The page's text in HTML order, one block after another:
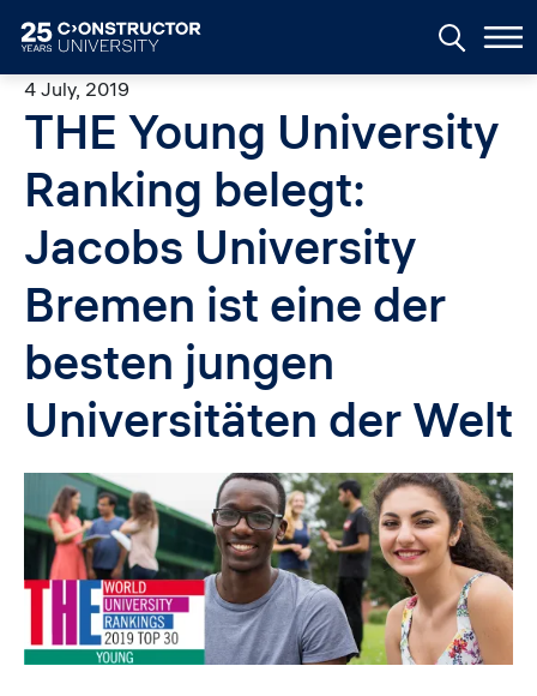
4 July, 2019
THE Young University
Ranking belegt:
Jacobs University
Bremen ist eine der
besten jungen
Universitäten der Welt
Image